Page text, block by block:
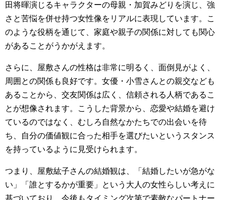
田将暉演じるキャラクターの母親・加賀みどりを演じ、強
さと苦悩を併せ持つ女性像をリアルに表現しています。こ
のような役柄を通じて、家庭や親子の関係に対しても関心
があることがうかがえます。
さらに、屋敷さんの性格は非常に明るく、面倒見がよく、
周囲との関係も良好です。女優・小雪さんとの親交なども
あることから、交友関係は広く、信頼される人柄であるこ
とが想像されます。こうした背景から、恋愛や結婚を避け
ているのではなく、むしろ自然なかたちでの出会いを待
ち、自分の価値観に合った相手を選びたいというスタンス
を持っているように見受けられます。
つまり、屋敷紘子さんの結婚観は、「結婚したいが急がな
い」「誰とするかが重要」という大人の女性らしい考えに
基づいており、今後もタイミング次第で素敵なパートナー